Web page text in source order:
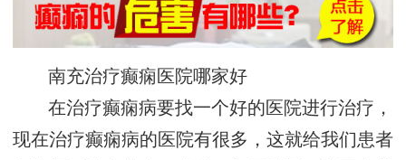
南充治疗癫痫医院哪家好
在治疗癫痫病要找一个好的医院进行治疗，
现在治疗癫痫病的医院有很多，这就给我们患者